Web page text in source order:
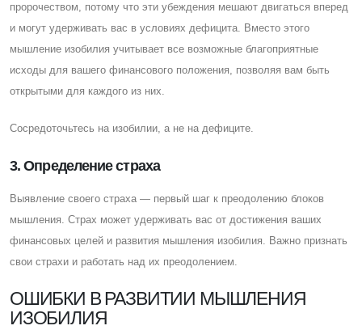
пророчеством, потому что эти убеждения мешают двигаться вперед
и могут удерживать вас в условиях дефицита. Вместо этого
мышление изобилия учитывает все возможные благоприятные
исходы для вашего финансового положения, позволяя вам быть
открытыми для каждого из них.
Cосредоточьтесь на изобилии, а не на дефиците.
3. Определение страха
Выявление своего страха — первый шаг к преодолению блоков
мышления. Cтрах может удерживать вас от достижения ваших
финансовых целей и развития мышления изобилия. Важно признать
свои страхи и работать над их преодолением.
ОШИБКИ В РАЗВИТИИ МЫШЛЕНИЯ
ИЗОБИЛИЯ